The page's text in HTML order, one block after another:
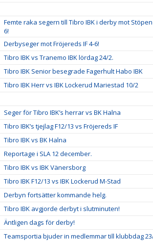
Femte raka segern till Tibro IBK i derby mot Stöpen
6!
Derbyseger mot Fröjereds IF 4-6!
Tibro IBK vs Tranemo IBK lördag 24/2.
Tibro IBK Senior besegrade Fagerhult Habo IBK
Tibro IBK Herr vs IBK Lockerud Mariestad 10/2
Seger för Tibro IBK’s herrar vs BK Halna
Tibro IBK’s tjejlag F12/13 vs Fröjereds IF
Tibro IBK vs BK Halna
Reportage i SLA 12 december.
Tibro IBK vs IBK Vänersborg
Tibro IBK F12/13 vs IBK Lockerud M-Stad
Derbyn fortsätter kommande helg.
Tibro IBK avgjorde derbyt i slutminuten!
Äntligen dags för derby!
Teamsportia bjuder in medlemmar till klubbdag